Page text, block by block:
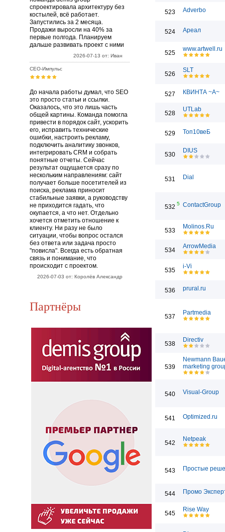
спроектировала архитектуру без
костылей, всё работает.
Запустились за 2 месяца.
Продажи выросли на 40% за
первые полгода. Планируем
дальше развивать проект с ними
2026-07-13 от: Иван
СЕО-Импульс
До начала работы думал, что SEO
это просто статьи и ссылки.
Оказалось, что это лишь часть
общей картины. Команда помогла
привести в порядок сайт, ускорить
его, исправить технические
ошибки, настроить рекламу,
подключить аналитику звонков,
интегрировать CRM и собрать
понятные отчеты. Сейчас
результат ощущается сразу по
нескольким направлениям: сайт
получает больше посетителей из
поиска, реклама приносит
стабильные заявки, а руководству
не приходится гадать, что
окупается, а что нет. Отдельно
хочется отметить отношение к
клиенту. Ни разу не было
ситуации, чтобы вопрос остался
без ответа или задача просто
"повисла". Всегда есть обратная
связь и понимание, что
происходит с проектом.
2026-07-03 от: Королёв Александр
Партнёры
523 Adverbo
524 Ареал
525
www.artwell.ru
526
SLT
527 КВИНТА ~А~
528
UTLab
529 Топ10веБ
530
DIUS
531 Dial
532 5 ContactGroup
533
Molinos.Ru
534
ArrowMedia
535
i-Vi
536 prural.ru
537
Partmedia
538
Directiv
539
Newmann
marketing
540 Visual-Group
541 Optimized.ru
542
Netpeak
543 Простые
544 Промо
545
Rise Way